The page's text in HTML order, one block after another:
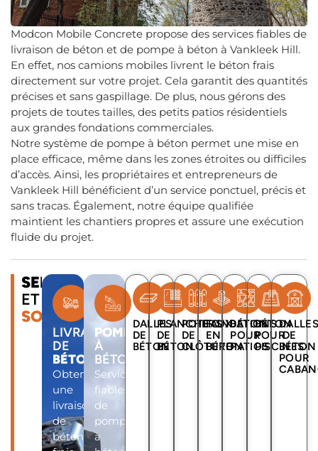
Modcon Mobile Concrete propose des services fiables de
livraison de béton et de pompe à béton à Vankleek Hill.
En effet, nos camions mobiles livrent le béton frais
directement sur votre projet. Cela garantit des quantités
précises et sans gaspillage. De plus, nous gérons des
projets de toutes tailles, des petits patios résidentiels
aux grandes fondations commerciales.
Notre système de pompe à béton permet une mise en
place efficace, même dans les zones étroites ou difficiles
d’accès. Ainsi, les propriétaires et entrepreneurs de
Vankleek Hill bénéficient d’un service ponctuel, précis et
sans tracas. Également, notre équipe qualifiée
maintient les chantiers propres et assure une exécution
fluide du projet.
SERVICES
ET
SOLUTIONS
LIVRAISON
DE
BÉTON
Obtenez
une
livraison
de
béton
POMPE
À
BÉTON
Services
fiables
de
pompe
à
DALLES
DE
BÉTON
PLANCHERS
DE
BÉTON
POTEAUX
DE
CLÔTURE
FONDATIONS
EN
BÉTON
BÉTON
POUR
PATIOS
BÉTON
POUR
PISCINES
DALLES
DE
BÉTON
POUR